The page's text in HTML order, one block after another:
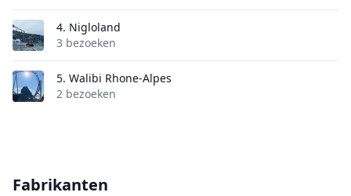
4. Nigloland
3 bezoeken
5. Walibi Rhone-Alpes
2 bezoeken
Fabrikanten